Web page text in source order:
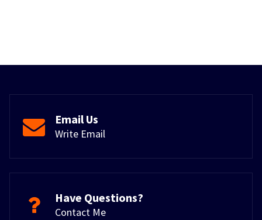
Email Us
Write Email
Have Questions?
Contact Me